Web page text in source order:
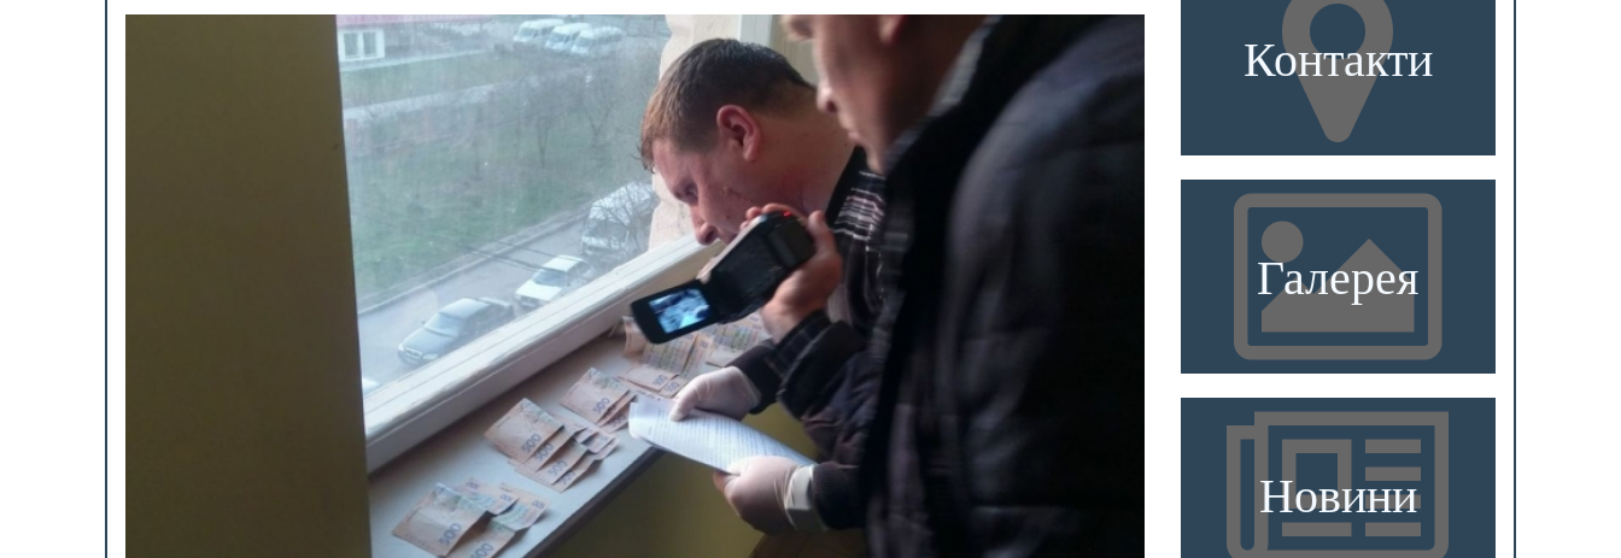
Контакти
Галерея
Новини